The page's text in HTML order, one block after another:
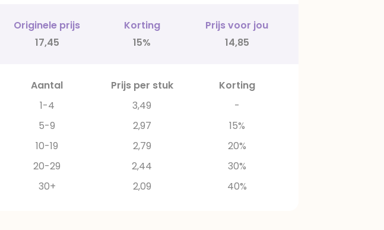
Originele prijs Korting
Prijs voor jou
17,45
15% 14,85
Aantal Prijs per stuk
Korting
1-4
3,49
-
5-9
2,97
15%
10-19
2,79
20%
20-29
2,44
30%
30+
2,09 40%